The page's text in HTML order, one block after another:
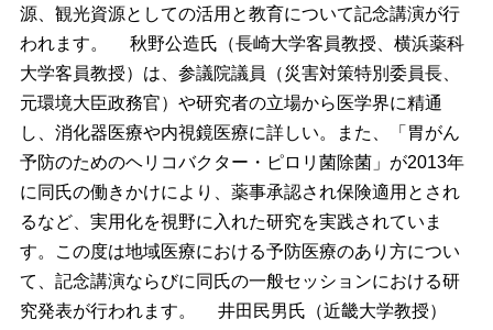
源、観光資源としての活用と教育について記念講演が行
われます。
秋野公造氏（長崎大学客員教授、横浜薬科
大学客員教授）は、参議院議員（災害対策特別委員長、
元環境大臣政務官）や研究者の立場から医学界に精通
し、消化器医療や内視鏡医療に詳しい。また、「胃がん
予防のためのヘリコバクター・ピロリ菌除菌」が2013年
に同氏の働きかけにより、薬事承認され保険適用とされ
るなど、実用化を視野に入れた研究を実践されていま
す。この度は地域医療における予防医療のあり方につい
て、記念講演ならびに同氏の一般セッションにおける研
究発表が行われます。
井田民男氏（近畿大学教授）